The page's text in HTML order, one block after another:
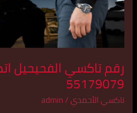
رقم تاكسي الفحيحيل
55179079
تاكسي الأحمدي/
admin